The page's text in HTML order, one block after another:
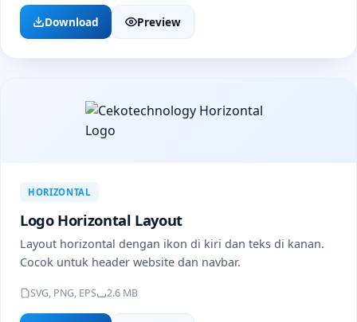
Download Preview
HORIZONTAL
Logo Horizontal Layout
Layout horizontal dengan ikon di kiri dan teks di kanan.
Cocok untuk header website dan navbar.
SVG, PNG, EPS 2.6 MB